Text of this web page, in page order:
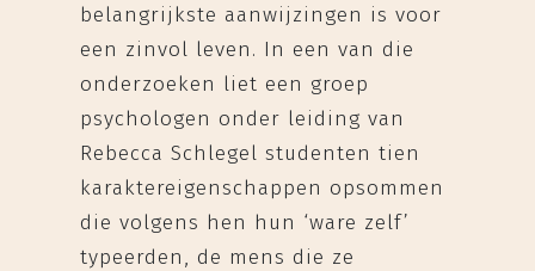
belangrijkste aanwijzingen is voor
een zinvol leven. In een van die
onderzoeken liet een groep
psychologen onder leiding van
Rebecca Schlegel studenten tien
karaktereigenschappen opsommen
die volgens hen hun ‘ware zelf’
typeerden, de mens die ze